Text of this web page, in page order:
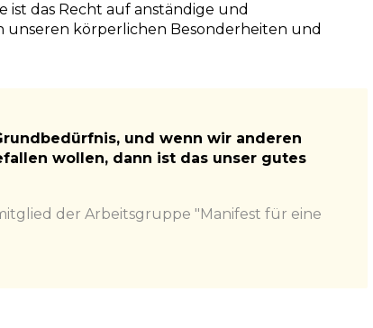
ist das Recht auf anständige und
körperlichen Besonderheiten und
und wenn wir anderen
wollen, dann ist das unser gutes
der Arbeitsgruppe "Manifest für eine